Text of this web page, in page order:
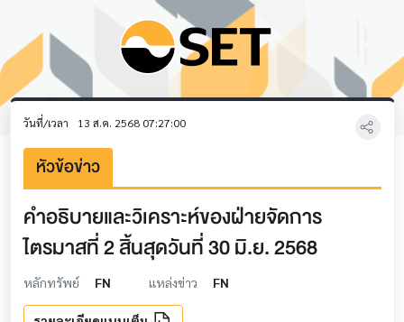
วันที่/เวลา 13 ส.ค. 2568 07:27:00
หัวข้อข่าว
คำอธิบายและวิเคราะห์ของฝ่ายจัดการ
ไตรมาสที่ 2 สิ้นสุดวันที่ 30 มิ.ย. 2568
หลักทรัพย์ FN แหล่งข่าว FN